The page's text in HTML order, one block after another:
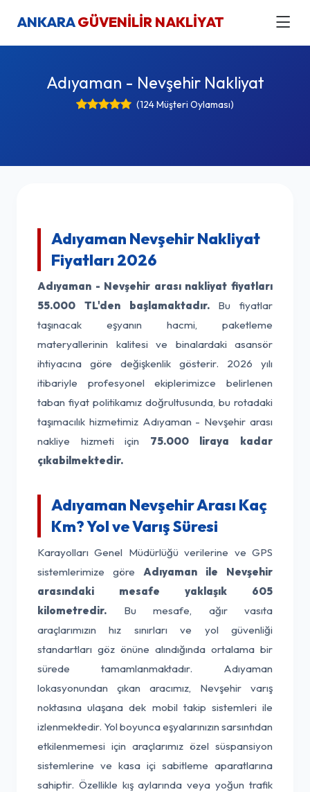
ANKARAGÜVENİLİR NAKLİYAT
Adıyaman - Nevşehir Nakliyat
(124 Müşteri Oylaması)
Adıyaman Nevşehir Nakliyat
Fiyatları 2026
Adıyaman - Nevşehir arası nakliyat fiyatları
55.000 TL'den başlamaktadır.Bu fiyatlar
taşınacak eşyanın hacmi, paketleme
materyallerinin kalitesi ve binalardaki asansör
ihtiyacına göre değişkenlik gösterir. 2026 yılı
itibariyle profesyonel ekiplerimizce belirlenen
taban fiyat politikamız doğrultusunda, bu rotadaki
taşımacılık hizmetimiz Adıyaman - Nevşehir arası
nakliye hizmeti için 75.000 liraya kadar
çıkabilmektedir.
Adıyaman Nevşehir Arası Kaç
Km? Yol ve Varış Süresi
Karayolları Genel Müdürlüğü verilerine ve GPS
sistemlerimize göre Adıyaman ile Nevşehir
arasındaki mesafe yaklaşık 605
kilometredir. Bu mesafe, ağır vasıta
araçlarımızın hız sınırları ve yol güvenliği
standartları göz önüne alındığında ortalama bir
sürede tamamlanmaktadır. Adıyaman
lokasyonundan çıkan aracımız, Nevşehir varış
noktasına ulaşana dek mobil takip sistemleri ile
izlenmektedir. Yol boyunca eşyalarınızın sarsıntıdan
etkilenmemesi için araçlarımız özel süspansiyon
sistemlerine ve kasa içi sabitleme aparatlarına
sahiptir. Özellikle kış aylarında veya yoğun trafik